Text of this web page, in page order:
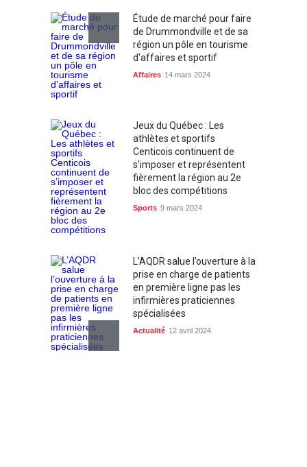
Étude de marché pour faire
de Drummondville et de sa
région un pôle en tourisme
d'affaires et sportif
Affaires 14 mars 2024
Jeux du Québec : Les
athlètes et sportifs
Centicois continuent de
s'imposer et représentent
fièrement la région au 2e
bloc des compétitions
Sports 9 mars 2024
L’AQDR salue l’ouverture à la
prise en charge de patients
en première ligne pas les
infirmières praticiennes
spécialisées
Actualité 12 avril 2024